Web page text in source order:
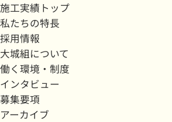
施工実績トップ
私たちの特長
採用情報
大城組について
働く環境・制度
インタビュー
募集要項
アーカイブ